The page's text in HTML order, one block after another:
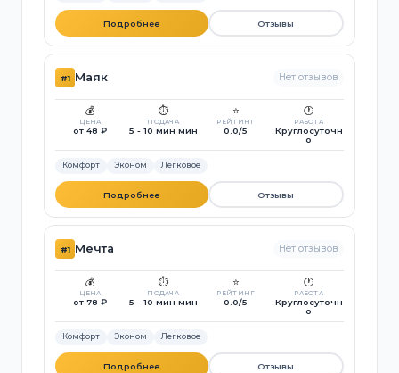
Подробнее Отзывы
#1 Маяк Нет отзывов
💰
ЦЕНА
от 48 ₽
⏱️
ПОДАЧА
5 - 10 мин мин
⭐
РЕЙТИНГ
0.0/5
🕐
РАБОТА
Круглосуточн
о
Комфорт Эконом Легковое
Подробнее Отзывы
#1 Мечта Нет отзывов
💰
ЦЕНА
от 78 ₽
⏱️
ПОДАЧА
5 - 10 мин мин
⭐
РЕЙТИНГ
0.0/5
🕐
РАБОТА
Круглосуточн
о
Комфорт Эконом Легковое
Подробнее Отзывы